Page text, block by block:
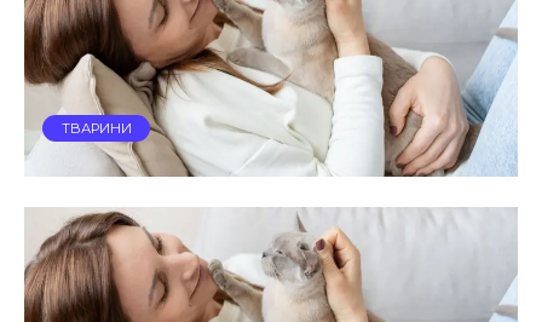
ТВАРИНИ